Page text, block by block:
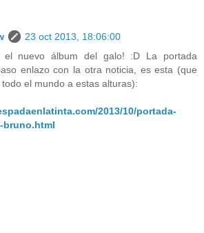
23 oct 2013, 18:06:00
el nuevo álbum del galo! :D La portada
enlazo con la otra noticia, es esta (que
el mundo a estas alturas):
2013/10/portada-
bruno.html